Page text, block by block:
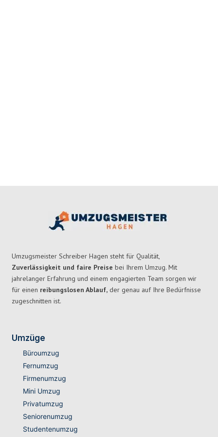
Umzugsmeister Schreiber Hagen steht für Qualität,
Zuverlässigkeit und faire Preise bei Ihrem Umzug. Mit
jahrelanger Erfahrung und einem engagierten Team sorgen wir
für einen reibungslosen Ablauf, der genau auf Ihre Bedürfnisse
zugeschnitten ist.
Umzüge
Büroumzug
Fernumzug
Firmenumzug
Mini Umzug
Privatumzug
Seniorenumzug
Studentenumzug